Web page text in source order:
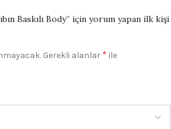
Baskılı Body” için yorum yapan ilk kişi
Gerekli alanlar * ile